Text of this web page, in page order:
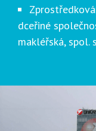
dceřiné
makléřská, spol.